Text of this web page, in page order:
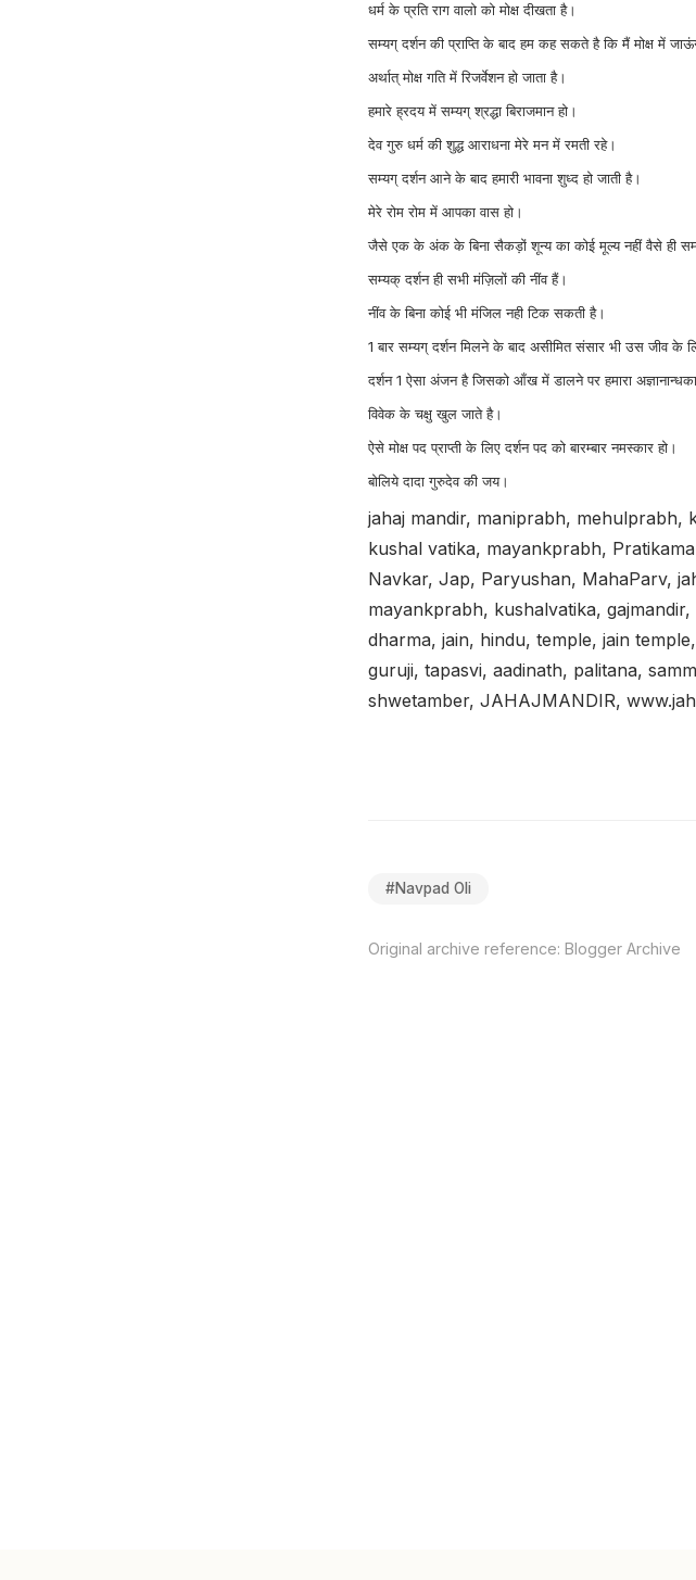
धर्म के प्रति राग वालो को मोक्ष दीखता है।
सम्यग् दर्शन की प्राप्ति के बाद हम कह सकते है कि मैं मोक्ष में
अर्थात् मोक्ष गति में रिजर्वेशन हो जाता है।
हमारे ह्रदय में सम्यग् श्रद्धा बिराजमान हो।
देव गुरु धर्म की शुद्ध आराधना मेरे मन में रमती रहे।
सम्यग् दर्शन आने के बाद हमारी भावना शुध्द हो जाती है।
मेरे रोम रोम में आपका वास हो।
जैसे एक के अंक के बिना सैकड़ों शून्य का कोई मूल्य नहीं वैसे ही
सम्यक् दर्शन ही सभी मंज़िलों की नींव हैं।
नींव के बिना कोई भी मंजिल नही टिक सकती है।
1 बार सम्यग् दर्शन मिलने के बाद असीमित संसार भी उस जीव के
दर्शन 1 ऐसा अंजन है जिसको आँख में डालने पर हमारा
विवेक के चक्षु खुल जाते है।
ऐसे मोक्ष पद प्राप्ती के लिए दर्शन पद को बारम्बार नमस्कार हो।
बोलिये दादा गुरुदेव की जय।
jahaj mandir, maniprabh, mehulprabh,
kushal vatika, mayankprabh,
Navkar, Jap, Paryushan, MahaParv,
mayankprabh, kushalvatika,
dharma, jain, hindu, temple, jain
guruji, tapasvi, aadinath, palitana,
shwetamber, JAHAJMANDIR,
#Navpad Oli
Original archive reference:Blogger Archive